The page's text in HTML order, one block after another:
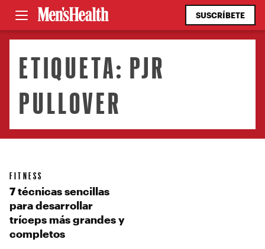
SUSCRÍBETE
ETIQUETA: PJR
PULLOVER
FITNESS
7 técnicas sencillas
para desarrollar
tríceps más grandes y
completos